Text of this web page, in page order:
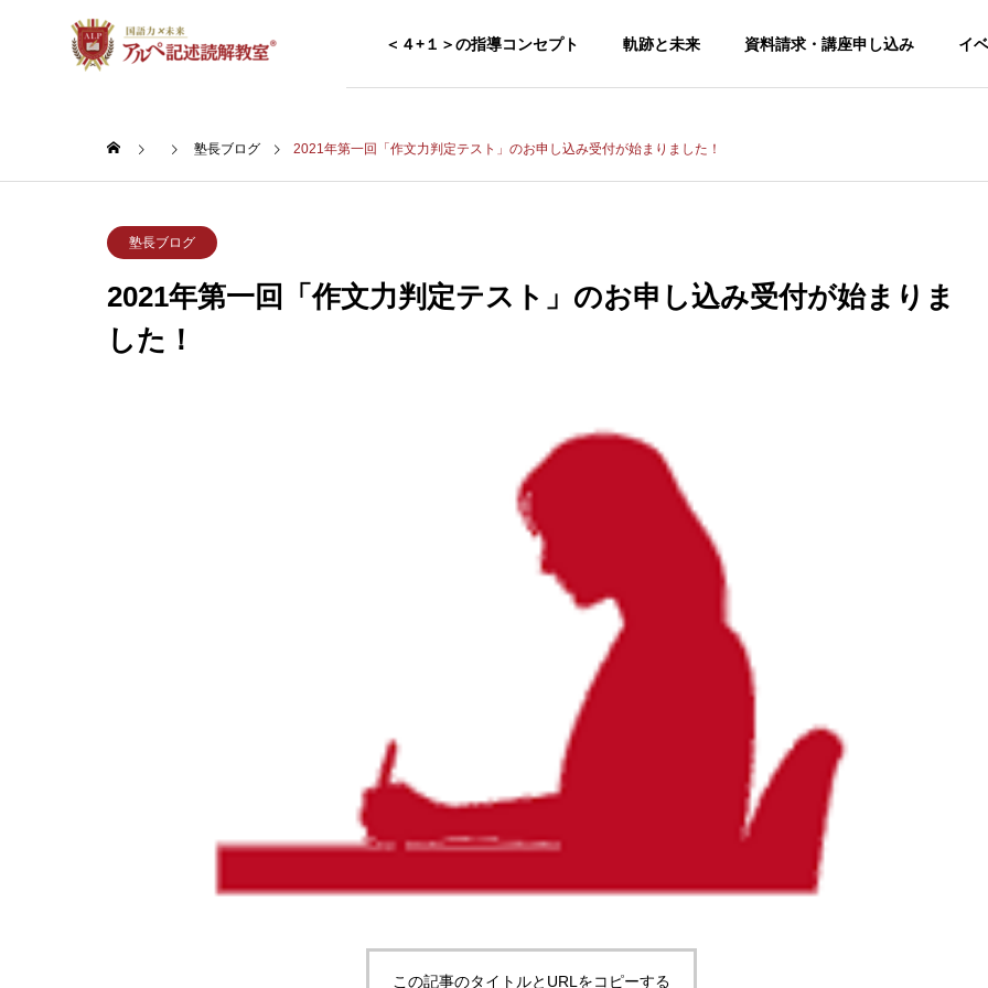
＜４+１＞の指導コンセプト 軌跡と未来 資料請求・講座申し込み イ
国語×未来
「未来を切り拓く」力
を身につける
知的好奇心を刺激する
国語力
発表会
テスト一覧
アルペ記述読解
アルペ記述読解教室の
コンテストやコンク
塾長ブログ 2021年第一回「作文力判定テスト」のお申し込み受付が始まりました！
塾長ブログ
2021年第一回「作文力判定テスト」のお申し込み受付が始まりま
した！
この記事のタイトルとURLをコピーする